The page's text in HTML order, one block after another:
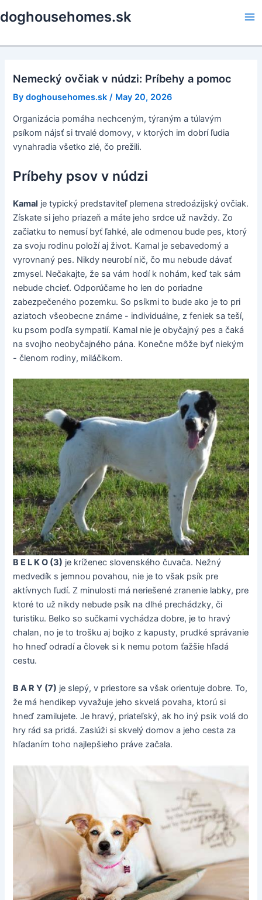
to
doghousehomes.sk
Nemecký ovčiak v núdzi: Príbehy a pomoc
Bydoghousehomes.sk / May 20, 2026
Organizácia pomáha nechceným, týraným a túlavým
psíkom nájsť si trvalé domovy, v ktorých im dobrí ľudia
vynahradia všetko zlé, čo prežili.
Príbehy psov v núdzi
Kamal je typický predstaviteľ plemena stredoázijský ovčiak.
Získate si jeho priazeň a máte jeho srdce už navždy. Zo
začiatku to nemusí byť ľahké, ale odmenou bude pes, ktorý
za svoju rodinu položí aj život. Kamal je sebavedomý a
vyrovnaný pes. Nikdy neurobí nič, čo mu nebude dávať
zmysel. Nečakajte, že sa vám hodí k nohám, keď tak sám
nebude chcieť. Odporúčame ho len do poriadne
zabezpečeného pozemku. So psíkmi to bude ako je to pri
aziatoch všeobecne známe - individuálne, z feniek sa teší,
ku psom podľa sympatií. Kamal nie je obyčajný pes a čaká
na svojho neobyčajného pána. Konečne môže byť niekým
- členom rodiny, miláčikom.
B E L K O (3) je kríženec slovenského čuvača. Nežný
medvedík s jemnou povahou, nie je to však psík pre
aktívnych ľudí. Z minulosti má neriešené zranenie labky, pre
ktoré to už nikdy nebude psík na dlhé prechádzky, či
turistiku. Belko so sučkami vychádza dobre, je to hravý
chalan, no je to trošku aj bojko z kapusty, prudké správanie
ho hneď odradí a človek si k nemu potom ťažšie hľadá
cestu.
B A R Y (7) je slepý, v priestore sa však orientuje dobre. To,
že má hendikep vyvažuje jeho skvelá povaha, ktorú si
hneď zamilujete. Je hravý, priateľský, ak ho iný psik volá do
hry rád sa pridá. Zaslúži si skvelý domov a jeho cesta za
hľadaním toho najlepšieho práve začala.